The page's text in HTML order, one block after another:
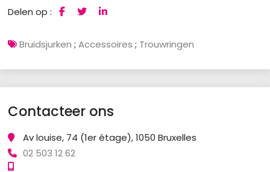
Delen op :
Bruidsjurken ;Accessoires ; Trouwringen
Contacteer ons
Av louise, 74 (1er étage), 1050 Bruxelles
02 503 12 62